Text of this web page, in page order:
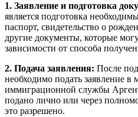
1. Заявление и подготовка
является подготовка
паспорт, свидетельство о
другие документы, которые
зависимости от способа
2. Подача заявления: После
необходимо подать заявление в
иммиграционной службы
подано лично или через
это разрешено.